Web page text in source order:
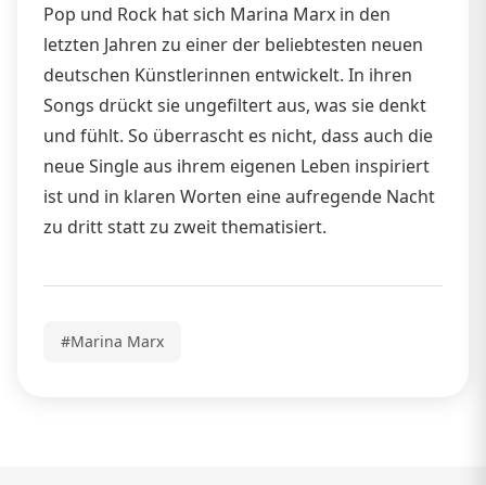
Pop und Rock hat sich Marina Marx in den
letzten Jahren zu einer der beliebtesten neuen
deutschen Künstlerinnen entwickelt. In ihren
Songs drückt sie ungefiltert aus, was sie denkt
und fühlt. So überrascht es nicht, dass auch die
neue Single aus ihrem eigenen Leben inspiriert
ist und in klaren Worten eine aufregende Nacht
zu dritt statt zu zweit thematisiert.
#Marina Marx